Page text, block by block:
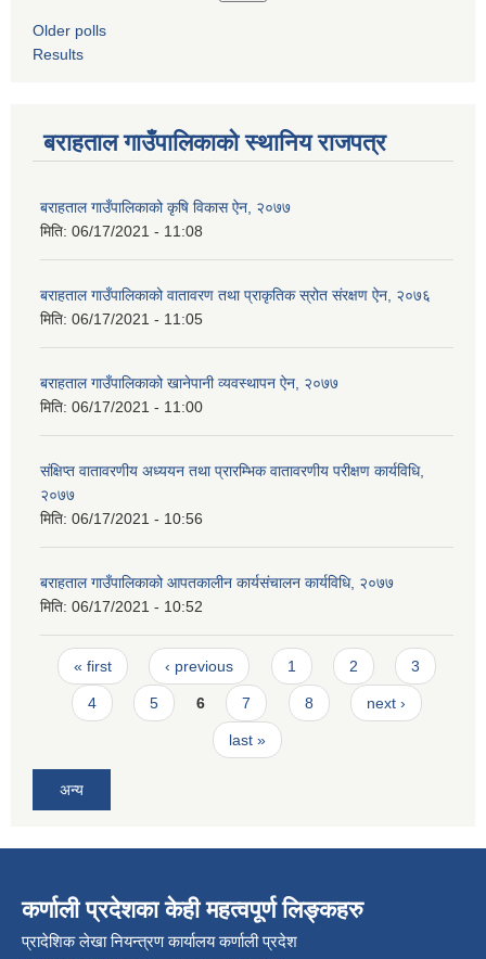
Older polls
Results
बराहताल गाउँपालिकाको स्थानिय राजपत्र
बराहताल गाउँपालिकाको कृषि विकास ऐन, २०७७
मिति: 06/17/2021 - 11:08
बराहताल गाउँपालिकाको वातावरण तथा प्राकृतिक स्रोत संरक्षण ऐन, २०७६
मिति: 06/17/2021 - 11:05
बराहताल गाउँपालिकाको खानेपानी व्यवस्थापन ऐन, २०७७
मिति: 06/17/2021 - 11:00
संक्षिप्त वातावरणीय अध्ययन तथा प्रारम्भिक वातावरणीय परीक्षण कार्यविधि,
२०७७
मिति: 06/17/2021 - 10:56
बराहताल गाउँपालिकाको आपतकालीन कार्यसंचालन कार्यविधि, २०७७
मिति: 06/17/2021 - 10:52
Pages
« first ‹ previous 1 2 3
4 5 6 7 8 next ›
last »
अन्य
कर्णाली प्रदेशका केही महत्वपूर्ण लिङ्कहरु
प्रादेशिक लेखा नियन्त्रण कार्यालय कर्णाली प्रदेश